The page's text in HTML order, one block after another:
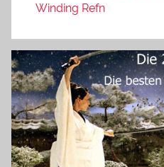
Winding Refn